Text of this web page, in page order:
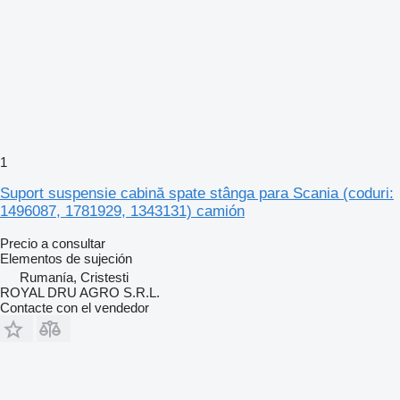
1
Suport suspensie cabină spate stânga para Scania (coduri:
1496087, 1781929, 1343131) camión
Precio a consultar
Elementos de sujeción
Rumanía, Cristesti
ROYAL DRU AGRO S.R.L.
Contacte con el vendedor